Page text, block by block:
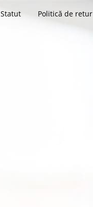
Statut Politică de retur